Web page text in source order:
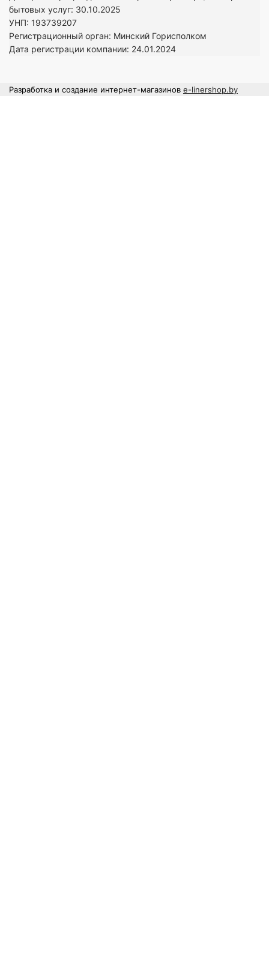
бытовых услуг: 30.10.2025
УНП: 193739207
Регистрационный орган: Минский Горисполком
Дата регистрации компании: 24.01.2024
Разработка и создание интернет-магазинов e-linershop.by